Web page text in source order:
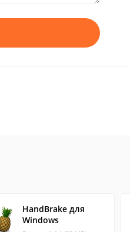
HandBrake для
Windows